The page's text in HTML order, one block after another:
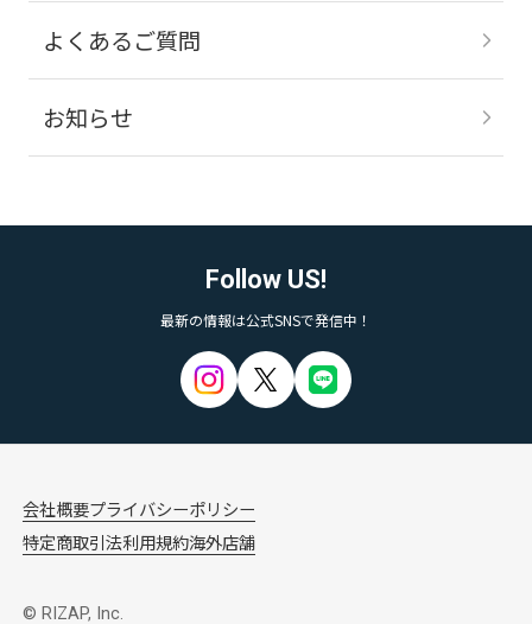
よくあるご質問
お知らせ
Follow US!
最新の情報は公式SNSで発信中！
会社概要プライバシーポリシー
特定商取引法利用規約海外店舗
© RIZAP, Inc.